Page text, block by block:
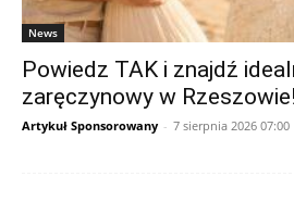
News
Powiedz TAK i znajdź
zaręczynowy w Rzeszowie!
Artykuł Sponsorowany - 7 sierpnia 2026 07:00